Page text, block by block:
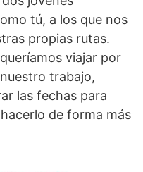
tú, a los que nos
propias rutas.
viajar por
trabajo,
las fechas para
de forma más